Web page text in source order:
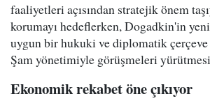
faaliyetleri açısından stratejik önem
korumayı hedeflerken, Dogadkin'in
uygun bir hukuki ve diplomatik
Şam yönetimiyle görüşmeleri
Ekonomik rekabet öne çıkıyor